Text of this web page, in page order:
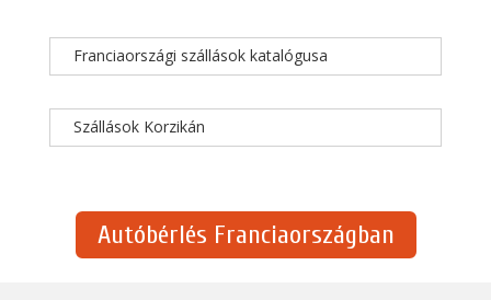
Franciaországi szállások katalógusa
Szállások Korzikán
Autóbérlés Franciaországban